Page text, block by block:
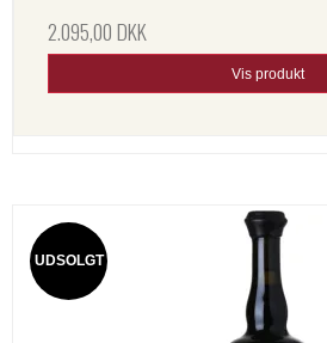
2.095,00 DKK
Vis produkt
UDSOLGT